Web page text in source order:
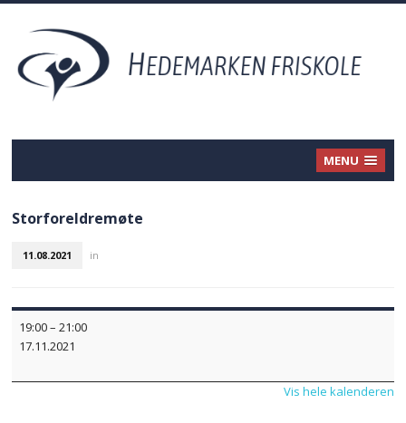
MENU
Storforeldremøte
11.08.2021 in
19:00–21:00
17.11.2021
Vis hele kalenderen